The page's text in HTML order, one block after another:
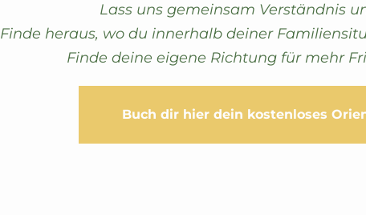
Lass uns gemeinsam Verständnis
Finde heraus, wo du innerhalb deiner
Finde deine eigene Richtung für mehr
Buch dir hier dein kostenloses